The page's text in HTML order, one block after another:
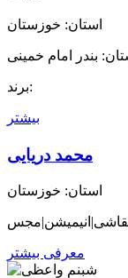
استان: خوزستان
بندر امام خمینی
برند:
بیشتر
محمد دریایی
استان: خوزستان
معرفی بیشتر